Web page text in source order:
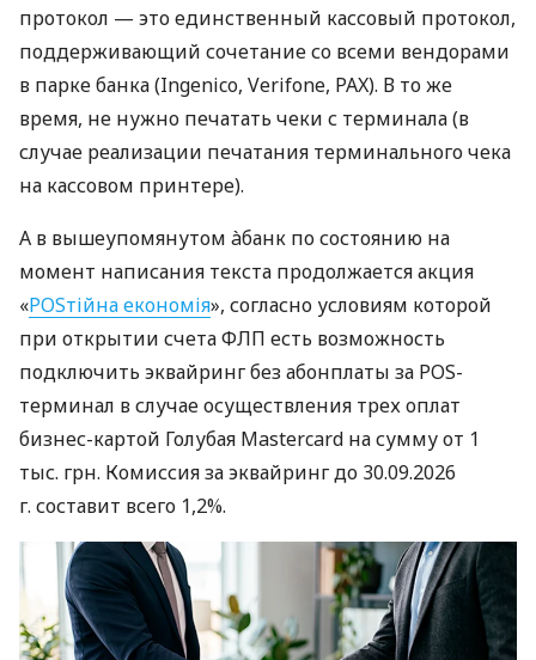
протокол — это единственный кассовый протокол,
поддерживающий сочетание со всеми вендорами
в парке банка (Ingenico, Verifone, PAX). В то же
время, не нужно печатать чеки с терминала (в
случае реализации печатания терминального чека
на кассовом принтере).
А в вышеупомянутом àбанк по состоянию на
момент написания текста продолжается акция
«POSтійна економія», согласно условиям которой
при открытии счета ФЛП есть возможность
подключить эквайринг без абонплаты за POS-
терминал в случае осуществления трех оплат
бизнес-картой Голубая Mastercard на сумму от 1
тыс. грн. Комиссия за эквайринг до 30.09.2026
г. составит всего 1,2%.